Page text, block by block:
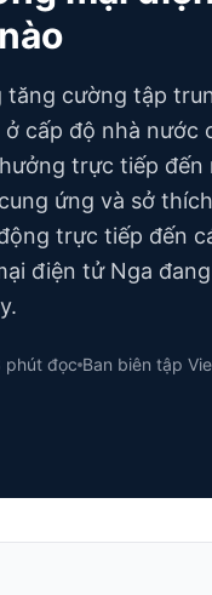
tăng cường tập
cấp độ nhà nước
trực tiếp đến
ứng và sở
trực tiếp đến
điện tử Nga
phút đọc Ban biên tập